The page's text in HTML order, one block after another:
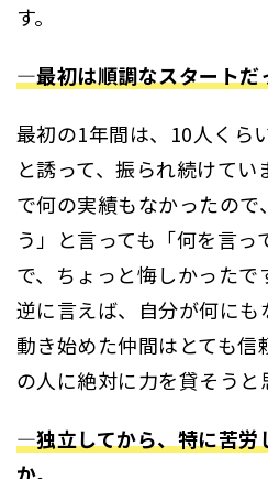
す。
―最初は順調なスタートだ
最初の1年間は、10人くら
と誘って、振られ続けて
で何の実績もなかったの
う」と言っても「何を言
で、ちょっと悔しかったで
逆に言えば、自分が何に
動き始めた仲間はとても信
の人に絶対に力を貸そうと
―独立してから、特に苦労
か。